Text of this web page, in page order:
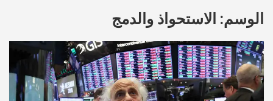
الوسم: الاستحواذ والدمج